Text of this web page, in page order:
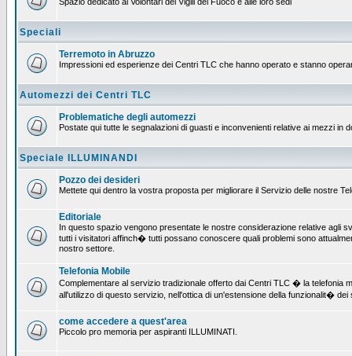
Speciali
Terremoto in Abruzzo
Impressioni ed esperienze dei Centri TLC che hanno operato e stanno
Automezzi dei Centri TLC
Problematiche degli automezzi
Postate qui tutte le segnalazioni di guasti e inconvenienti relative ai mezzi in
Speciale ILLUMINANDI
Pozzo dei desideri
Mettete qui dentro la vostra proposta per migliorare il Servizio delle nostre
Editoriale
In questo spazio vengono presentate le nostre considerazione relative agli
tutti i visitatori affinch� tutti possano conoscere quali problemi sono
nostro settore.
Telefonia Mobile
Complementare al servizio tradizionale offerto dai Centri TLC � la telefonia
all'utilizzo di questo servizio, nell'ottica di un'estensione della funzionalit�
come accedere a quest'area
Piccolo pro memoria per aspiranti ILLUMINATI.